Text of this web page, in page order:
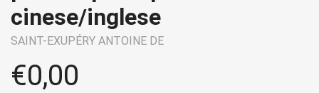
cinese/inglese
SAINT-EXUPÉRY ANTOINE DE
€0,00